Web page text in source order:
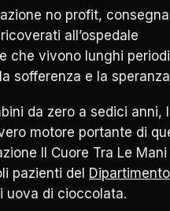
no profit, consegna
all’ospedale
che vivono lunghi periodi
sofferenza e la
da zero a sedici anni,
motore portante di
Il Cuore Tra Le Mani
pazienti del Dipartimento
uova di cioccolata.